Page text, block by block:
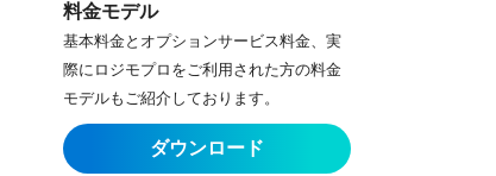
料金モデル
基本料金とオプションサービス料金、実
際にロジモプロをご利用された方の料金
モデルもご紹介しております。